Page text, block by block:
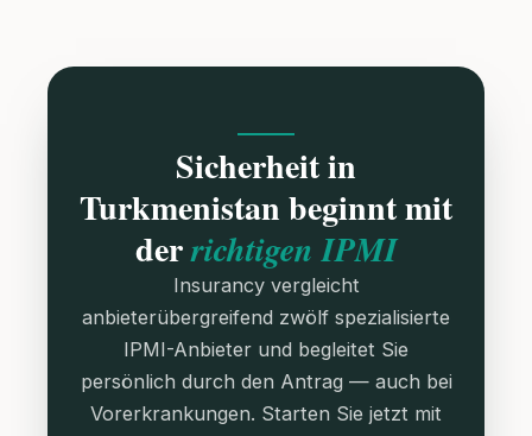
Sicherheit in
Turkmenistan beginnt mit
derrichtigen IPMI
Insurancy vergleicht
anbieterübergreifend zwölf spezialisierte
IPMI-Anbieter und begleitet Sie
persönlich durch den Antrag — auch bei
Vorerkrankungen. Starten Sie jetzt mit